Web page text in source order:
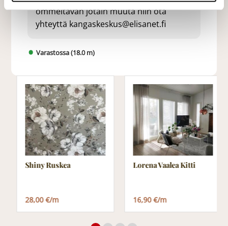
ommeltavan jotain muuta niin ota
yhteyttä kangaskeskus@elisanet.fi
Varastossa (18.0 m)
Shiny Ruskea
28,00 €/m
Lorena Vaalea Kitti
16,90 €/m